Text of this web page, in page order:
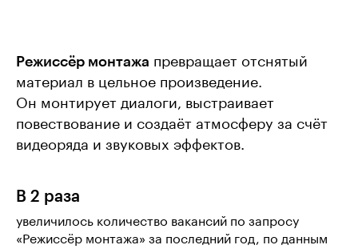
Режиссёр монтажа превращает отснятый
материал в цельное произведение.
Он монтирует диалоги, выстраивает
повествование и создаёт атмосферу за счёт
видеоряда и звуковых эффектов.
В 2 раза
увеличилось количество вакансий по запросу
«Режиссёр монтажа» за последний год, по данным